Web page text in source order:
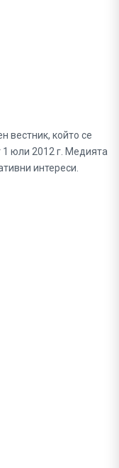
вестник, който се
1 юли 2012 г. Медията
интереси.